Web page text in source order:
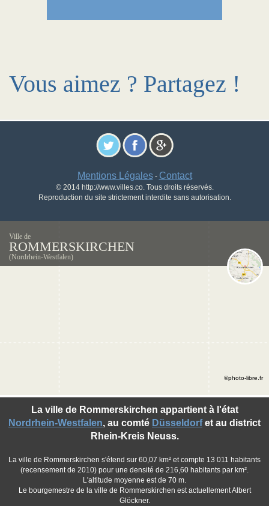
Vous aimez ? Partagez !
Mentions Légales- Contact
© 2014 http://www.villes.co. Tous droits réservés.
Reproduction du site strictement interdite sans autorisation.
Ville de
ROMMERSKIRCHEN
(Nordrhein-Westfalen)
La ville de Rommerskirchen appartient à l'état
Nordrhein-Westfalen, au comté Düsseldorfet au district
Rhein-Kreis Neuss.
La ville de Rommerskirchen s'étend sur 60,07 km² et compte 13 011 habitants
(recensement de 2010) pour une densité de 216,60 habitants par km².
L'altitude moyenne est de 70 m.
Le bourgemestre de la ville de Rommerskirchen est actuellement Albert
Glöckner.
©photo-libre.fr